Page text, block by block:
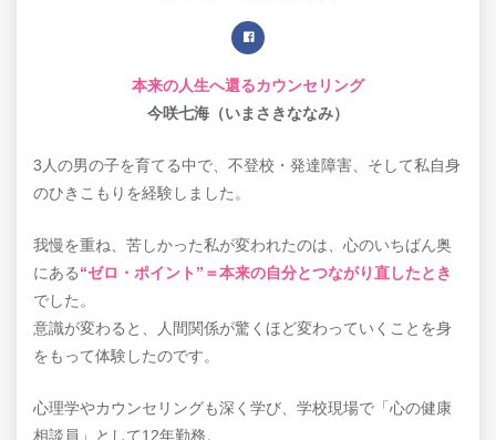
本来の人生へ還るカウンセリング
今咲七海（いまさきななみ）
3人の男の子を育てる中で、不登校・発達障害、そして私自身
のひきこもりを経験しました。
我慢を重ね、苦しかった私が変われたのは、心のいちばん奥
にある“ゼロ・ポイント”＝本来の自分とつながり直したとき
でした。
意識が変わると、人間関係が驚くほど変わっていくことを身
をもって体験したのです。
心理学やカウンセリングも深く学び、学校現場で「心の健康
相談員」として12年勤務。